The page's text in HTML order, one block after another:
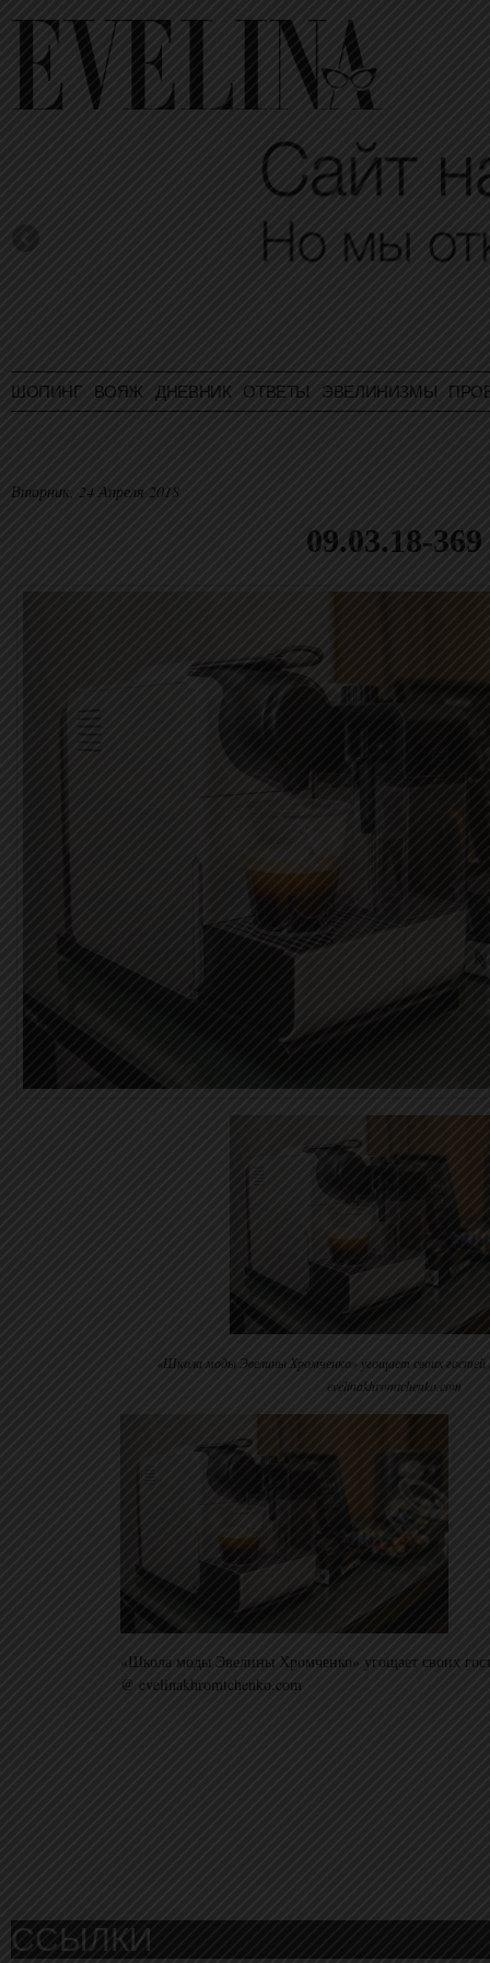
ШОПИНГ ВОЯЖ ДНЕВНИК ОТВЕТЫ ЭВЕЛИНИЗМЫ
Вторник, 24 Апреля 2018
09.03.18-369
«Школа моды Эвелины Хромченко» угощает своих
evelinakhromtchenko.com
«Школа моды Эвелины Хромченко» угощает своих
@ evelinakhromtchenko.com
ССЫЛКИ